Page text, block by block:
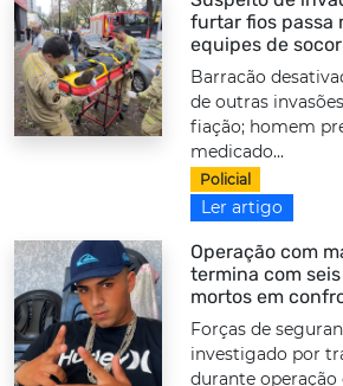
furtar fios passa
equipes de
Barracão
de outras
fiação; homem
medicado...
Policial
Ler artigo
Operação com
termina com
mortos em
Forças de
investigado por
durante operação